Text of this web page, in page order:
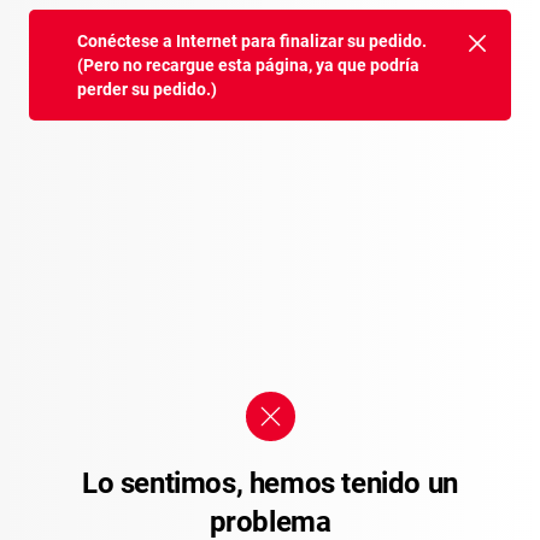
Conéctese a Internet para finalizar su pedido.
(Pero no recargue esta página, ya que podría
perder su pedido.)
Lo sentimos, hemos tenido un
problema